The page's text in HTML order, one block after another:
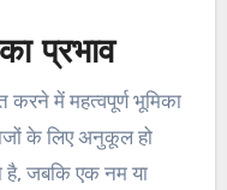
प्रभाव
करने में महत्वपूर्ण भूमिका
के लिए अनुकूल हो
है, जबकि एक नम या